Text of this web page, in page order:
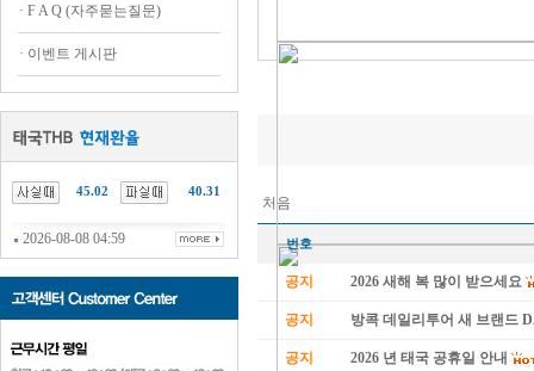
· F A Q (자주묻는질문)
· 이벤트 게시판
45.02 40.31
2026-08-08 04:59
처음
번호
공지 2026 새해 복 많이 받으세요
공지 방콕 데일리투어 새 브랜드
공지 2026 년 태국 공휴일 안내